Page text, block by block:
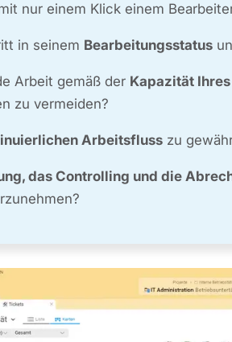
nur einem Klick einem
in seinem Bearbeitungsstatus
Arbeit gemäß der Kapazität Ihres
zu vermeiden?
Arbeitsflusszu
das Controlling und die